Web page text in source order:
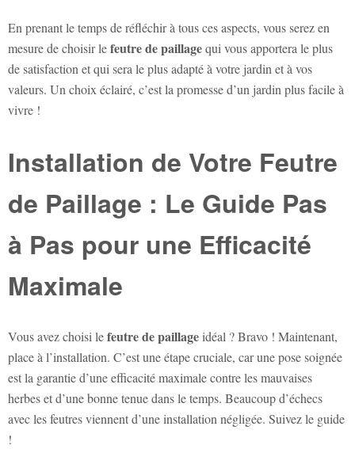
En prenant le temps de réfléchir à tous ces aspects, vous serez en
mesure de choisir lefeutre de paillagequi vous apportera le plus
de satisfaction et qui sera le plus adapté à votre jardin et à vos
valeurs. Un choix éclairé, c’est la promesse d’un jardin plus facile à
vivre !
Installation de Votre Feutre
de Paillage : Le Guide Pas
à Pas pour une Efficacité
Maximale
Vous avez choisi lefeutre de paillageidéal ? Bravo ! Maintenant,
place à l’installation. C’est une étape cruciale, car une pose soignée
est la garantie d’une efficacité maximale contre les mauvaises
herbes et d’une bonne tenue dans le temps. Beaucoup d’échecs
avec les feutres viennent d’une installation négligée. Suivez le guide
!